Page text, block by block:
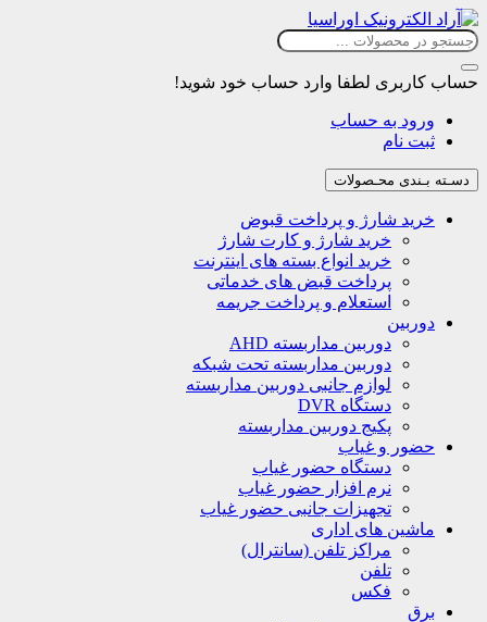
حساب کاربری لطفا وارد حساب خود شوید!
ورود به حساب
ثبت نام
دسـته بـندی محـصولات
خرید شارژ و پرداخت قبوض
خرید شارژ و کارت شارژ
خرید انواع بسته های اینترنت
پرداخت قبض های خدماتی
استعلام و پرداخت جریمه
دوربین
دوربین مداربسته AHD
دوربین مداربسته تحت شبکه
لوازم جانبی دوربین مداربسته
دستگاه DVR
پکیج دوربین مداربسته
حضور و غیاب
دستگاه حضور غیاب
نرم افزار حضور غیاب
تجهیزات جانبی حضور غیاب
ماشین های اداری
مراکز تلفن (سانترال)
تلفن
فکس
برق